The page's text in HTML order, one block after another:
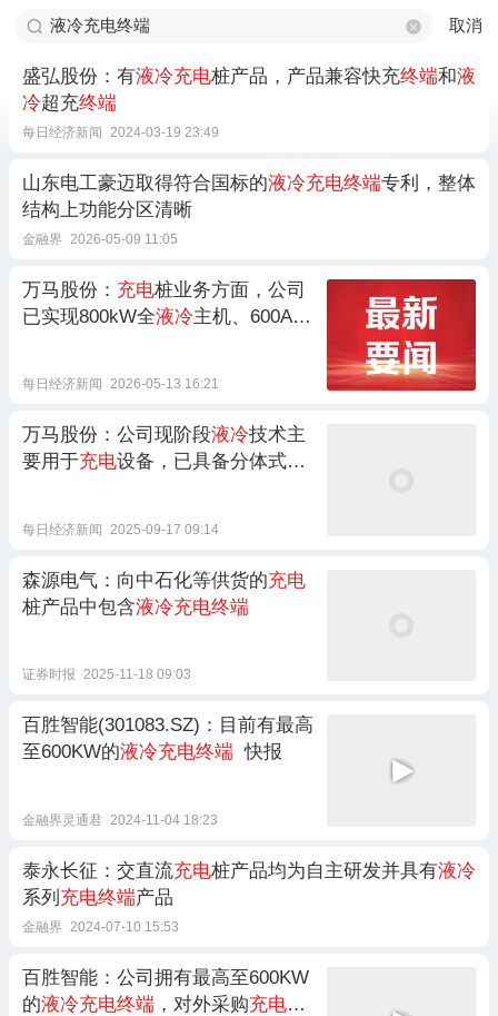
取消
盛弘股份：有液冷充电桩产品，产品兼容快充终端和液
冷超充终端
每日经济新闻 2024-03-19 23:49
山东电工豪迈取得符合国标的液冷充电终端专利，整体
结构上功能分区清晰
金融界 2026-05-09 11:05
万马股份： 充电桩业务方面，公司
已实现800kW全液冷主机、600A液
每日经济新闻 2026-05-13 16:21
万马股份：公司现阶段液冷技术主
要用于充电设备，已具备分体式产
每日经济新闻 2025-09-17 09:14
森源电气：向中石化等供货的充电
桩产品中包含液冷充电终端
证券时报 2025-11-18 09:03
百胜智能(301083.SZ)：目前有最高
至600KW的液冷充电终端 快报
金融界灵通君 2024-11-04 18:23
泰永长征：交直流充电桩产品均为自主研发并具有液冷
系列 充电终端产品
金融界 2024-07-10 15:53
百胜智能：公司拥有最高至600KW
的液冷充电终端 ，对外采购充电模